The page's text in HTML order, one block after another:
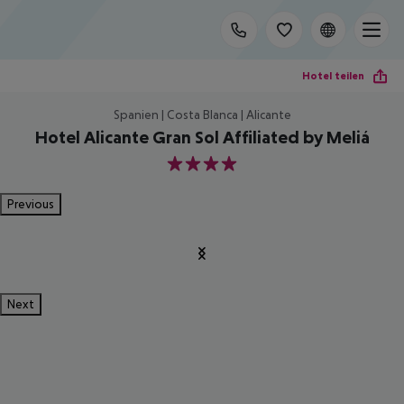
Hotel teilen
Spanien | Costa Blanca | Alicante
Hotel Alicante Gran Sol Affiliated by Meliá
4
Previous
Next